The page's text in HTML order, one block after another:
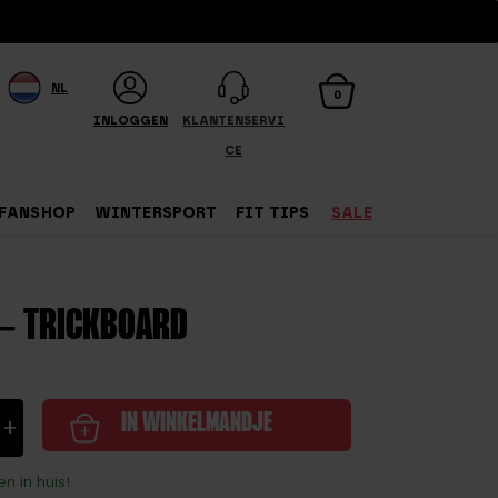
NL
INLOGGEN KLANTENSERVI
CE
0
FANSHOP WINTERSPORT FIT TIPS SALE
TRICKBOARD
+ IN WINKELMANDJE
in huis!